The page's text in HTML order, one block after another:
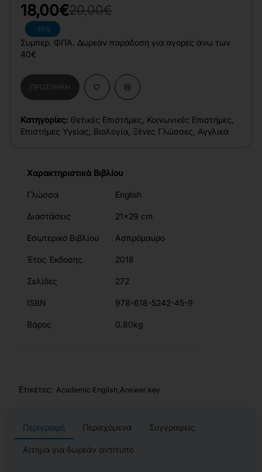
-10%
18,00€20,00€
Συμπερ. ΦΠΑ. Δωρεάν παράδοση για αγορές άνω των
40€
ΠΡΟΣΘΉΚΗ
Κατηγορίες: Θετικές Επιστήμες Κοινωνικές Επιστήμες
Επιστήμες Υγείας Βιολογία Ξένες Γλώσσες Αγγλικά
Χαρακτηριστικά Βιβλίου
Γλώσσα English
Διαστάσεις 21x29 cm
Εσωτερικό Βιβλίου Ασπρόμαυρο
Έτος Έκδοσης 2018
Σελίδες 272
ISBN 978-618-5242-45-9
Βάρος 0.80kg
Ετικέτες: Academic English Answer key
Περιγραφή Περιεχόμενα Συγγραφείς
Αίτημα για δωρεάν αντίτυπο